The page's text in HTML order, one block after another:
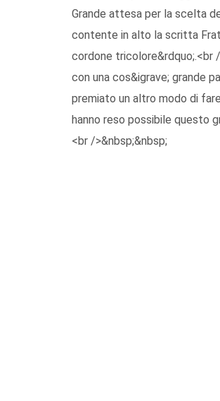
Grande attesa per la scelta
contente in alto la scritta
cordone tricolore&rdquo;.<br
con una cos&igrave; grande
premiato un altro modo di
hanno reso possibile questo
<br />&nbsp;&nbsp;